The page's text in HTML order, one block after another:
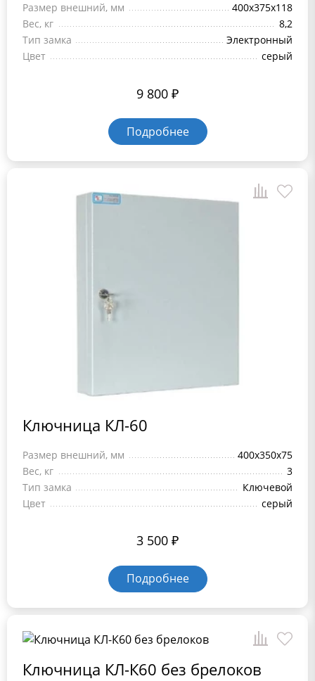
Размер внешний, мм
400x375x118
Вес, кг
8,2
Тип замка
Электронный
Цвет
серый
9 800 ₽
Подробнее
Ключница КЛ-60
Размер внешний, мм
400x350x75
Вес, кг
3
Тип замка
Ключевой
Цвет
серый
3 500 ₽
Подробнее
Ключница КЛ-К60 без брелоков